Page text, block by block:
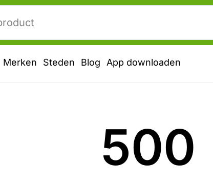
Merken Steden Blog App downloaden
500